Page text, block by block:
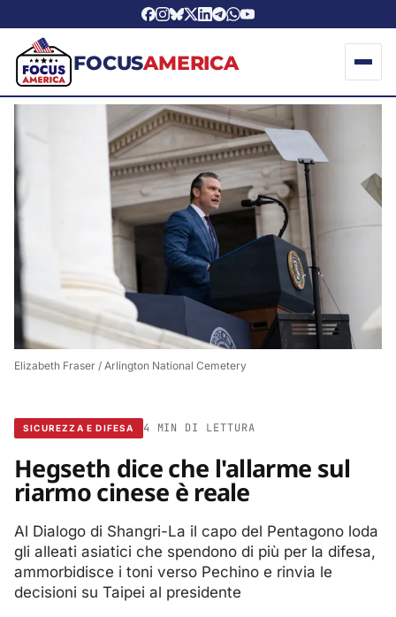
FOCUSAMERICA
Elizabeth Fraser / Arlington National Cemetery
SICUREZZA E DIFESA 4 MIN DI LETTURA
Hegseth dice che l'allarme sul
riarmo cinese è reale
Al Dialogo di Shangri-La il capo del Pentagono loda
gli alleati asiatici che spendono di più per la difesa,
ammorbidisce i toni verso Pechino e rinvia le
decisioni su Taipei al presidente